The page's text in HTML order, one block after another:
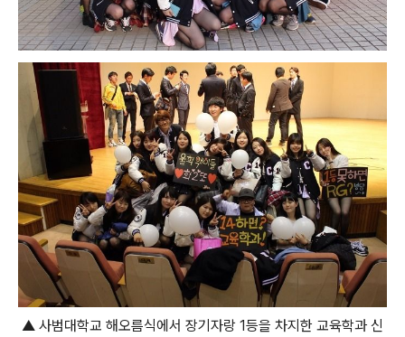
▲ 사범대학교 해오름식에서 장기자랑 1등을 차지한 교육학과 신